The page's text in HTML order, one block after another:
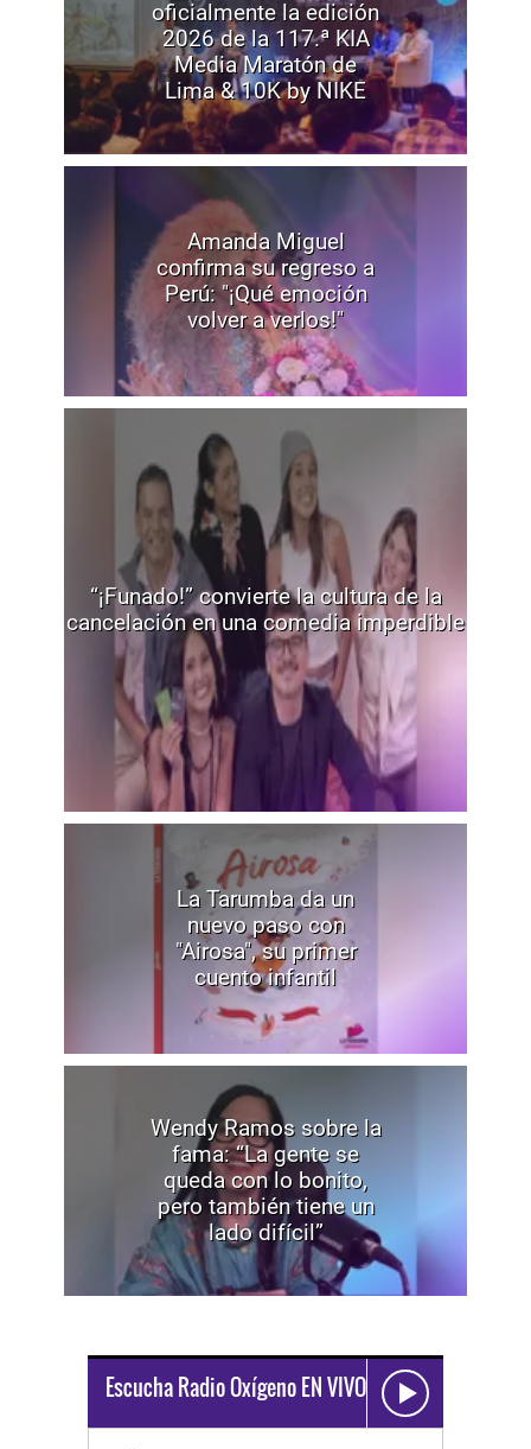
oficialmente la edición
2026 de la 117.ª KIA
Media Maratón de
Lima & 10K by NIKE
Amanda Miguel
confirma su regreso a
Perú: "¡Qué emoción
volver a verlos!"
“¡Funado!” convierte la cultura de la
cancelación en una comedia imperdible
La Tarumba da un
nuevo paso con
"Airosa", su primer
cuento infantil
Wendy Ramos sobre la
fama: “La gente se
queda con lo bonito,
pero también tiene un
lado difícil”
Escucha Radio Oxígeno EN VIVO